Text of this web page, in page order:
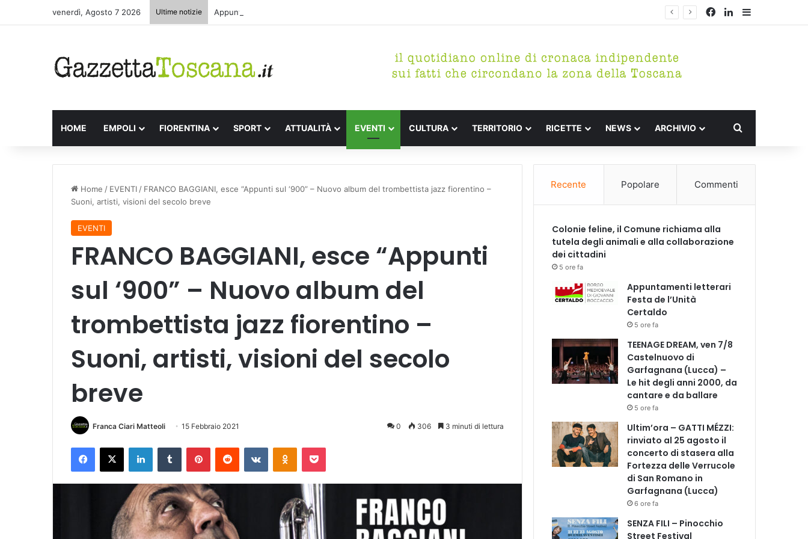
venerdì, Agosto 7 2026 Ultime notizie Appuntamenti letterari Festa de l’Unità Certaldo Facebook
LinkedIn
HOME EMPOLI FIORENTINA SPORT ATTUALITÀ EVENTI CULTURA TERRITORIO RICETTE NEWS ARCHIVIO
Home / EVENTI / FRANCO BAGGIANI, esce “Appunti sul ‘900” – Nuovo album del trombettista jazz fiorentino –
Suoni, artisti, visioni del secolo breve
EVENTI
FRANCO BAGGIANI, esce “Appunti
sul ‘900” – Nuovo album del
trombettista jazz fiorentino –
Suoni, artisti, visioni del secolo
breve
Franca Ciari Matteoli 15 Febbraio 2021 0 306 3 minuti di lettura
Recente Popolare Commenti
Colonie feline, il Comune richiama alla
tutela degli animali e alla collaborazione
dei cittadini
5 ore fa
Appuntamenti letterari
Festa de l’Unità
Certaldo
5 ore fa
TEENAGE DREAM, ven 7/8
Castelnuovo di
Garfagnana (Lucca) –
Le hit degli anni 2000, da
cantare e da ballare
5 ore fa
Ultim’ora – GATTI MÉZZI:
rinviato al 25 agosto il
concerto di stasera alla
Fortezza delle Verrucole
di San Romano in
Garfagnana (Lucca)
6 ore fa
SENZA FILI – Pinocchio
Street Festival